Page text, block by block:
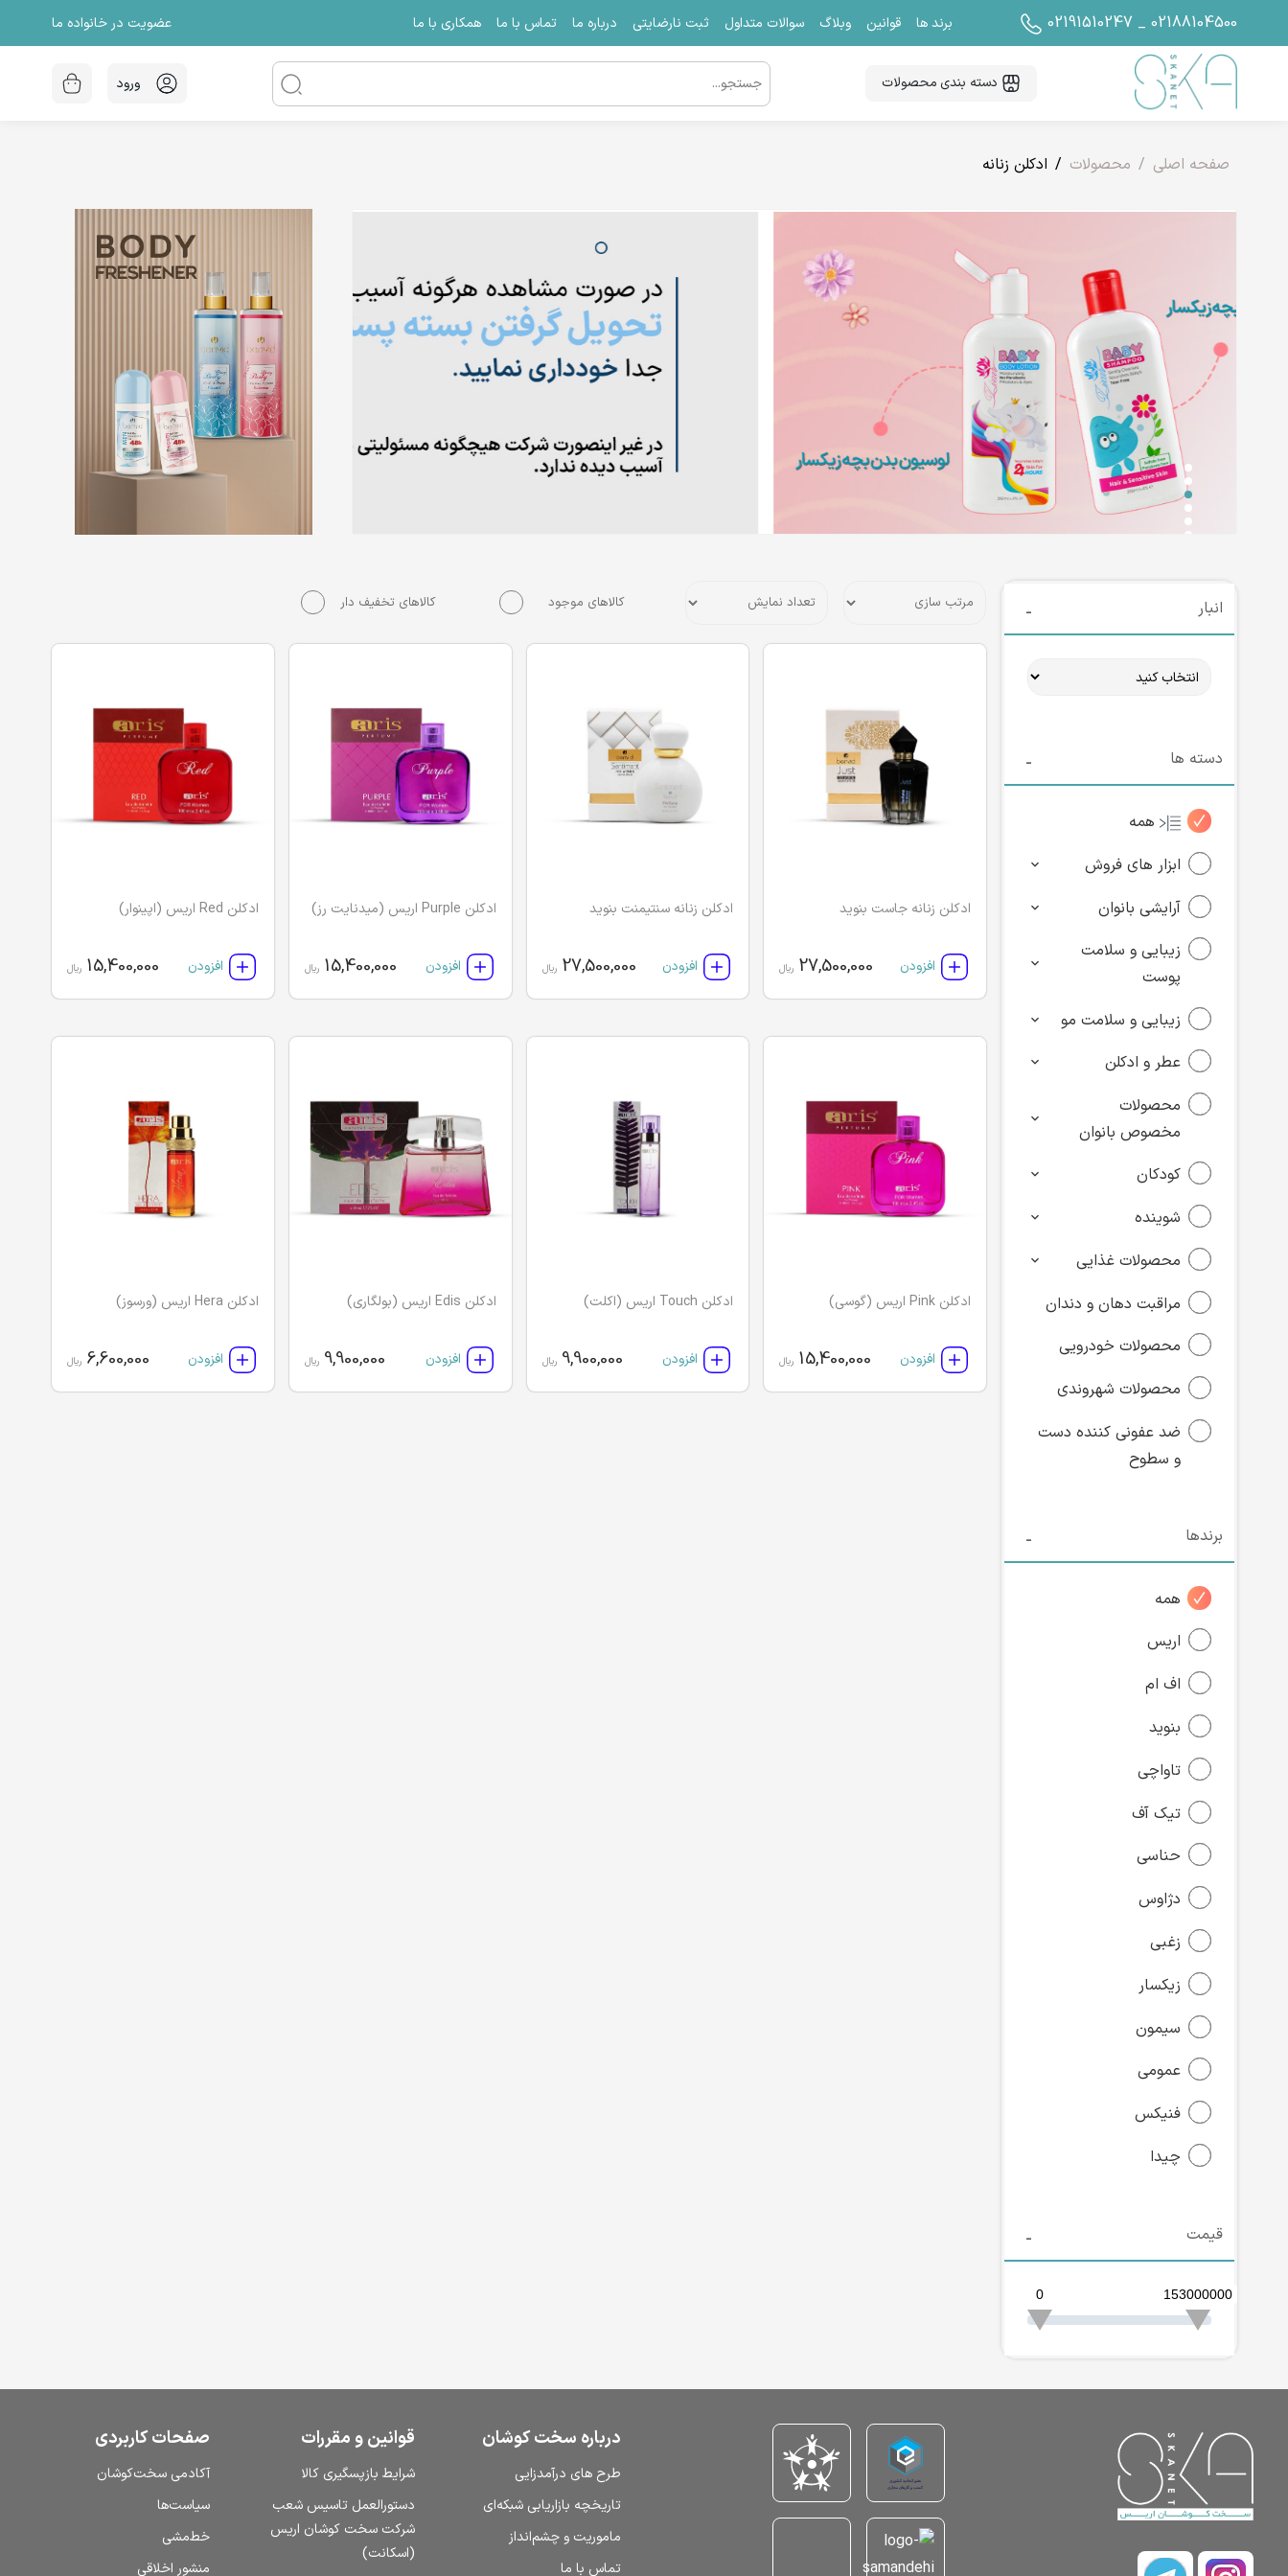
02191510247 _ 02188104500 برند ها قوانین وبلاگ سوالات متداول ثبت نارضایتی درباره ما تماس با ما همکاری با ما عضویت در خانواده ما
دسته بندی محصولات ورود
صفحه اصلی محصولات ادکلن زنانه
انبار
دسته ها
همه
ابزار های فروش
آرایشی بانوان
زیبایی و سلامت
پوست
زیبایی و سلامت مو
عطر و ادکلن
محصولات
مخصوص بانوان
کودکان
شوینده
محصولات غذایی
مراقبت دهان و دندان
محصولات خودرویی
محصولات شهروندی
ضد عفونی کننده دست
و سطوح
برندها
همه
اریس
اف ام
بنوید
تاواچی
تیک آف
حناسی
دژاوس
زغبی
زیکسار
سیمون
عمومی
فنیکس
چیدا
قیمت
0 153000000
کالاهای موجود کالاهای تخفیف دار
ادکلن زنانه جاست بنوید
افزودن 27,500,000 ریال
ادکلن زنانه سنتیمنت بنوید
افزودن 27,500,000 ریال
ادکلن Purple اریس (میدنایت رز)
افزودن 15,400,000 ریال
ادکلن Red اریس (اپینوار)
افزودن 15,400,000 ریال
ادکلن Pink اریس (گوسی)
افزودن 15,400,000 ریال
ادکلن Touch اریس (اکلت)
افزودن 9,900,000 ریال
ادکلن Edis اریس (بولگاری)
افزودن 9,900,000 ریال
ادکلن Hera اریس (ورسوز)
افزودن 6,600,000 ریال
درباره سخت کوشان
طرح‌ های درآمدزایی
تاریخچه بازاریابی شبکه‌ای
ماموریت و چشم‌انداز
تماس با ما
قوانین و مقررات
شرایط بازپسگیری کالا
دستورالعمل تاسیس شعب
شرکت سخت کوشان اریس
(اسکانت)
صفحات کاربردی
آکادمی سخت‌کوشان
سیاست‌ها
خط‌مشی
منشور اخلاقی